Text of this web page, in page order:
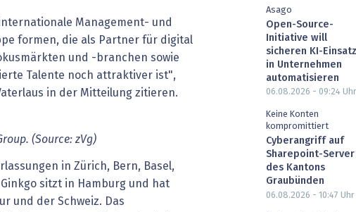
Management- und
formen, die als Partner für digital
und -branchen sowie
Talente noch attraktiver ist",
in der Mitteilung zitieren.
(Source: zVg)
in Zürich, Bern, Basel,
sitzt in Hamburg und hat
und der Schweiz. Das
Asago
Open-Source-
Initiative will
sicheren KI-Einsatz
in Unternehmen
automatisieren
06.08.2026 - 09:24 Uhr
Keine Konten
kompromittiert
Cyberangriff auf
Sharepoint-Server
des Kantons
Graubünden
06.08.2026 - 10:47 Uhr